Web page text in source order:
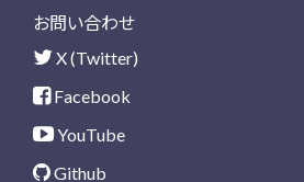
お問い合わせ
X (Twitter)
Facebook
YouTube
Github